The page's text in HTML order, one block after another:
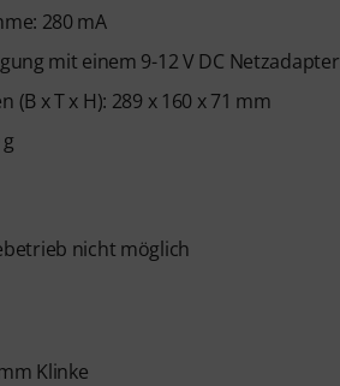
280 mA
mit einem 9-12 V DC Netzadapter
(B x T x H): 289 x 160 x 71 mm
nicht möglich
Klinke